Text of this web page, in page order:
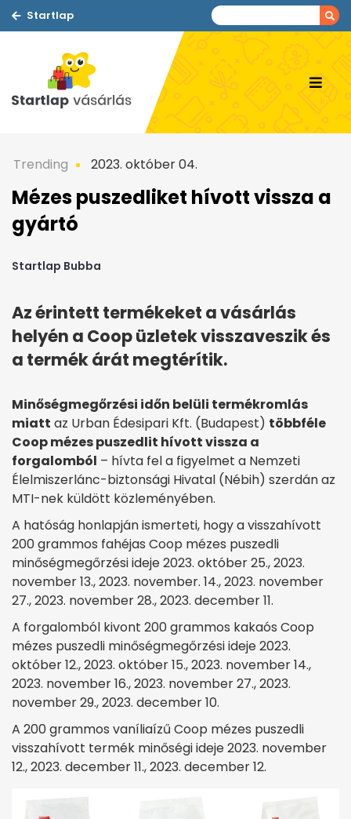
Startlap
Trending 2023. október 04.
Mézes puszedliket hívott vissza a
gyártó
Startlap Bubba
Az érintett termékeket a vásárlás
helyén a Coop üzletek visszaveszik és
a termék árát megtérítik.
Minőségmegőrzési időn belüli termékromlás
miatt az Urban Édesipari Kft. (Budapest) többféle
Coop mézes puszedlit hívott vissza a
forgalomból – hívta fel a figyelmet a Nemzeti
Élelmiszerlánc-biztonsági Hivatal (Nébih) szerdán az
MTI-nek küldött közleményében.
A hatóság honlapján ismerteti, hogy a visszahívott
200 grammos fahéjas Coop mézes puszedli
minőségmegőrzési ideje 2023. október 25., 2023.
november 13., 2023. november. 14., 2023. november
27., 2023. november 28., 2023. december 11.
A forgalomból kivont 200 grammos kakaós Coop
mézes puszedli minőségmegőrzési ideje 2023.
október 12., 2023. október 15., 2023. november 14.,
2023. november 16., 2023. november 27., 2023.
november 29., 2023. december 10.
A 200 grammos vaníliaízű Coop mézes puszedli
visszahívott termék minőségi ideje 2023. november
12., 2023. december 11., 2023. december 12.